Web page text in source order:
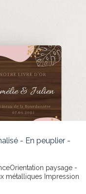
- En peuplier -
paysage -
métalliques Impression